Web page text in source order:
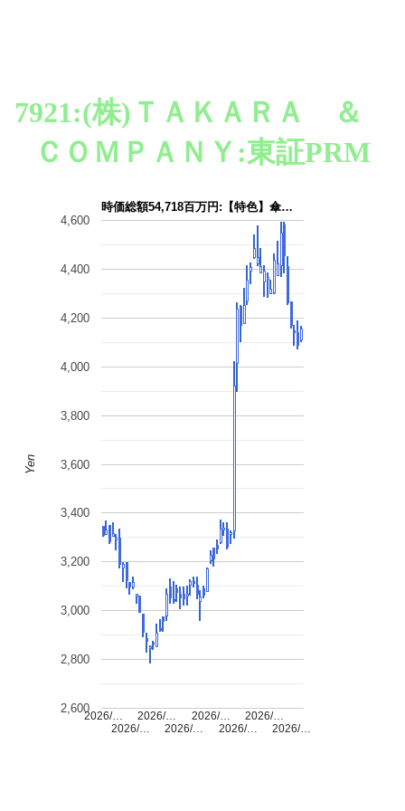
7921:(株)ＴＡＫＡＲＡ ＆
ＣＯＭＰＡＮＹ:東証PRM
時価総額54,718百万円:【特色】傘…
2026/…
2026/…
2026/…
2026/…
2026/…
2026/…
2026/…
2026/…
2,600
2,800
3,000
3,200
3,400
3,600
3,800
4,000
4,200
4,400
4,600
Yen